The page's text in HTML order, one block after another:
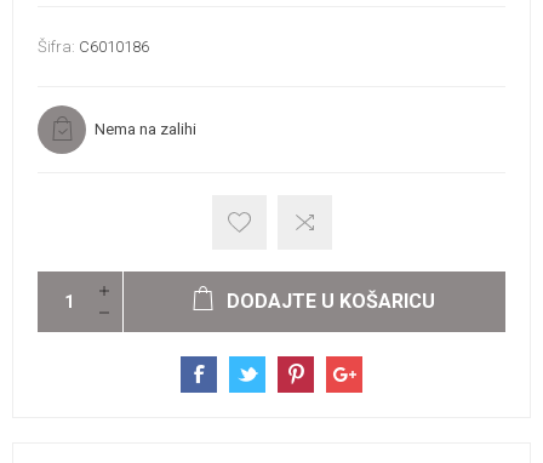
Šifra: C6010186
Nema na zalihi
DODAJTE U KOŠARICU